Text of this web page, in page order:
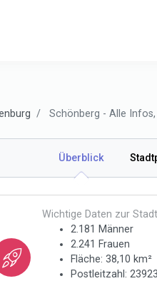
Schönberg - Alle
Überblick
Wichtige Daten zur
2.181 Männer
2.241 Frauen
Fläche: 38,10 km²
Postleitzahl: 23923